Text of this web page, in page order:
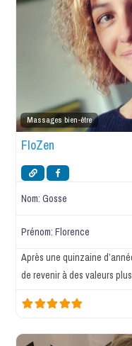
Massages bien-être
FloZen
Nom:Gosse
Prénom:Florence
Après une quinzaine
de revenir à des valeurs